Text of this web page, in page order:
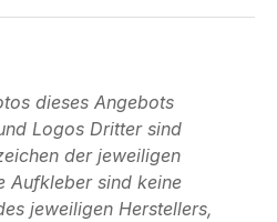
dieses Angebots
Logos Dritter sind
der jeweiligen
Aufkleber sind keine
jeweiligen Herstellers,